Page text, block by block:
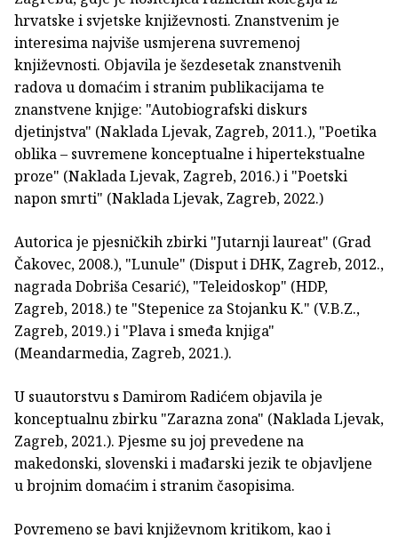
hrvatske i svjetske književnosti. Znanstvenim je
interesima najviše usmjerena suvremenoj
književnosti. Objavila je šezdesetak znanstvenih
radova u domaćim i stranim publikacijama te
znanstvene knjige: "Autobiografski diskurs
djetinjstva" (Naklada Ljevak, Zagreb, 2011.), "Poetika
oblika – suvremene konceptualne i hipertekstualne
proze" (Naklada Ljevak, Zagreb, 2016.) i "Poetski
napon smrti" (Naklada Ljevak, Zagreb, 2022.)
Autorica je pjesničkih zbirki "Jutarnji laureat" (Grad
Čakovec, 2008.), "Lunule" (Disput i DHK, Zagreb, 2012.,
nagrada Dobriša Cesarić), "Teleidoskop" (HDP,
Zagreb, 2018.) te "Stepenice za Stojanku K." (V.B.Z.,
Zagreb, 2019.) i "Plava i smeđa knjiga"
(Meandarmedia, Zagreb, 2021.).
U suautorstvu s Damirom Radićem objavila je
konceptualnu zbirku "Zarazna zona" (Naklada Ljevak,
Zagreb, 2021.). Pjesme su joj prevedene na
makedonski, slovenski i mađarski jezik te objavljene
u brojnim domaćim i stranim časopisima.
Povremeno se bavi književnom kritikom, kao i